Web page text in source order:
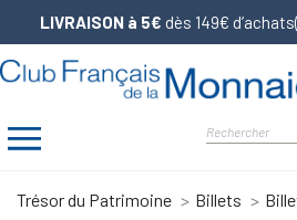
LIVRAISON à 5€ dès 149€
Trésor du Patrimoine Billets